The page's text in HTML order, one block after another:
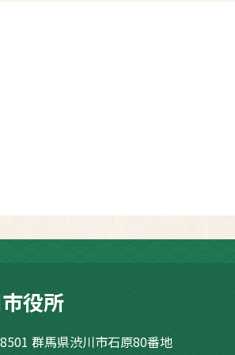
役所
群馬県渋川市石原80番地